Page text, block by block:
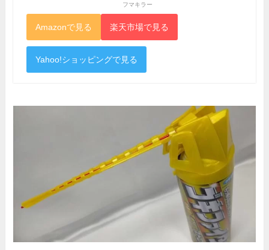
フマキラー
Amazonで見る 楽天市場で見る
Yahoo!ショッピングで見る